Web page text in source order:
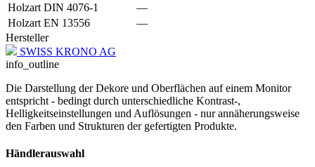
Holzart DIN 4076-1
—
Holzart EN 13556
—
Hersteller
SWISS KRONO AG
info_outline
Die Darstellung der Dekore und Oberflächen auf einem Monitor
entspricht - bedingt durch unterschiedliche Kontrast-,
Helligkeitseinstellungen und Auflösungen - nur annäherungsweise
den Farben und Strukturen der gefertigten Produkte.
Händlerauswahl